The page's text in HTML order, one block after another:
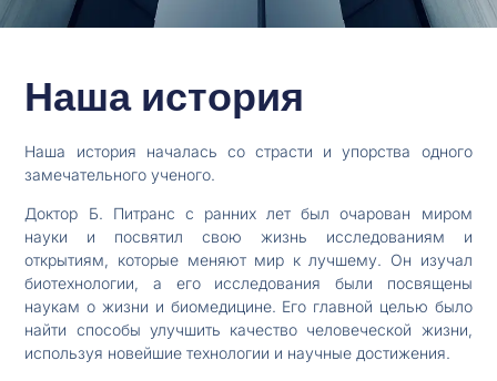
Наша история
Наша история началась со страсти и упорства одного
замечательного ученого.
Доктор Б. Питранс с ранних лет был очарован миром
науки и посвятил свою жизнь исследованиям и
открытиям, которые меняют мир к лучшему. Он изучал
биотехнологии, а его исследования были посвящены
наукам о жизни и биомедицине. Его главной целью было
найти способы улучшить качество человеческой жизни,
используя новейшие технологии и научные достижения.